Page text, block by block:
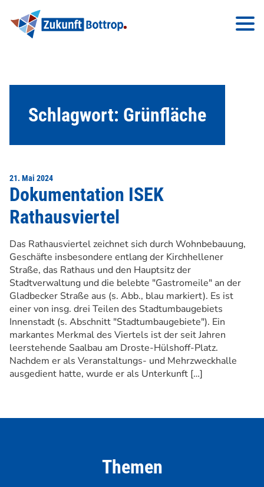
Schlagwort: Grünfläche
21. Mai 2024
Dokumentation ISEK
Rathausviertel
Das Rathausviertel zeichnet sich durch Wohnbebauung,
Geschäfte insbesondere entlang der Kirchhellener
Straße, das Rathaus und den Hauptsitz der
Stadtverwaltung und die belebte "Gastromeile" an der
Gladbecker Straße aus (s. Abb., blau markiert). Es ist
einer von insg. drei Teilen des Stadtumbaugebiets
Innenstadt (s. Abschnitt "Stadtumbaugebiete"). Ein
markantes Merkmal des Viertels ist der seit Jahren
leerstehende Saalbau am Droste-Hülshoff-Platz.
Nachdem er als Veranstaltungs- und Mehrzweckhalle
ausgedient hatte, wurde er als Unterkunft […]
Themen